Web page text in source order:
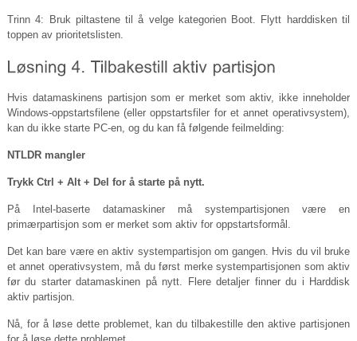
Trinn 4: Bruk piltastene til å velge kategorien Boot. Flytt harddisken til
toppen av prioritetslisten.
Hvis datamaskinens partisjon som er merket som aktiv, ikke inneholder
Windows-oppstartsfilene (eller oppstartsfiler for et annet operativsystem),
kan du ikke starte PC-en, og du kan få følgende feilmelding:
NTLDR mangler
Trykk Ctrl + Alt + Del for å starte på nytt.
På Intel-baserte datamaskiner må systempartisjonen være en
primærpartisjon som er merket som aktiv for oppstartsformål.
Det kan bare være en aktiv systempartisjon om gangen. Hvis du vil bruke
et annet operativsystem, må du først merke systempartisjonen som aktiv
før du starter datamaskinen på nytt. Flere detaljer finner du i Harddisk
aktiv partisjon.
Nå, for å løse dette problemet, kan du tilbakestille den aktive partisjonen